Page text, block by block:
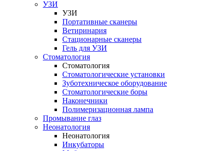
УЗИ
УЗИ
Портативные сканеры
Ветиринария
Стационарные сканеры
Гель для УЗИ
Стоматология
Стоматология
Стоматологические установки
Зуботехническое оборудование
Стоматологические боры
Наконечники
Полимеризационная лампа
Промывание глаз
Неонатология
Неонатология
Инкубаторы